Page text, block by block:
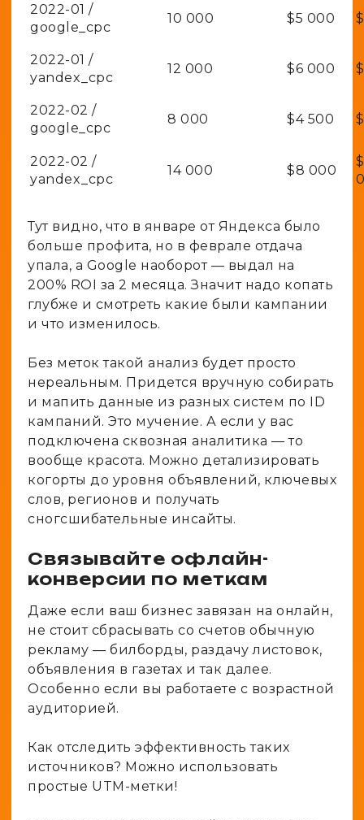
2022-01 /
google_cpc
10 000 $5 000
2022-01 /
yandex_cpc
12 000 $6 000
2022-02 /
google_cpc
8 000 $4 500
2022-02 /
yandex_cpc
14 000 $8 000
Тут видно, что в январе от Яндекса было
больше профита, но в феврале отдача
упала, а Google наоборот — выдал на
200% ROI за 2 месяца. Значит надо копать
глубже и смотреть какие были кампании
и что изменилось.
Без меток такой анализ будет просто
нереальным. Придется вручную собирать
и мапить данные из разных систем по ID
кампаний. Это мучение. А если у вас
подключена сквозная аналитика — то
вообще красота. Можно детализировать
когорты до уровня объявлений, ключевых
слов, регионов и получать
сногсшибательные инсайты.
Связывайте офлайн-
конверсии по меткам
Даже если ваш бизнес завязан на онлайн,
не стоит сбрасывать со счетов обычную
рекламу — билборды, раздачу листовок,
объявления в газетах и так далее.
Особенно если вы работаете с возрастной
аудиторией.
Как отследить эффективность таких
источников? Можно использовать
простые UTM-метки!